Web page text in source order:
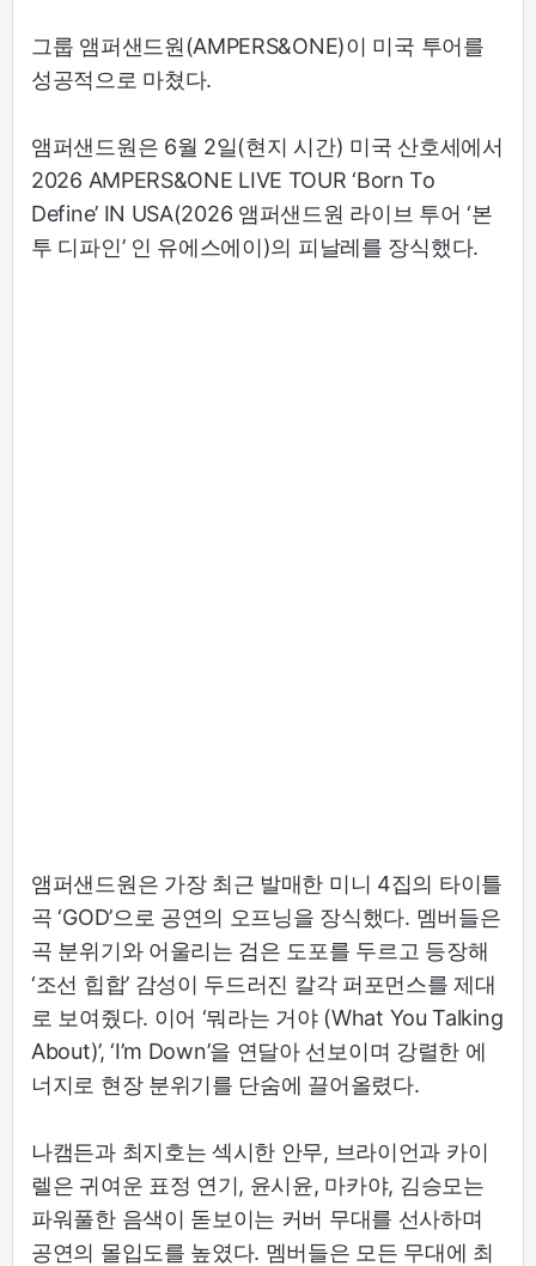
그룹 앰퍼샌드원(AMPERS&ONE)이 미국 투어를
성공적으로 마쳤다.
앰퍼샌드원은 6월 2일(현지 시간) 미국 산호세에서
2026 AMPERS&ONE LIVE TOUR ‘Born To
Define’ IN USA(2026 앰퍼샌드원 라이브 투어 ‘본
투 디파인’ 인 유에스에이)의 피날레를 장식했다.
앰퍼샌드원은 가장 최근 발매한 미니 4집의 타이틀
곡 ‘GOD’으로 공연의 오프닝을 장식했다. 멤버들은
곡 분위기와 어울리는 검은 도포를 두르고 등장해
‘조선 힙합’ 감성이 두드러진 칼각 퍼포먼스를 제대
로 보여줬다. 이어 ‘뭐라는 거야 (What You Talking
About)’, ‘I’m Down’을 연달아 선보이며 강렬한 에
너지로 현장 분위기를 단숨에 끌어올렸다.
나캠든과 최지호는 섹시한 안무, 브라이언과 카이
렐은 귀여운 표정 연기, 윤시윤, 마카야, 김승모는
파워풀한 음색이 돋보이는 커버 무대를 선사하며
공연의 몰입도를 높였다. 멤버들은 모든 무대에 최